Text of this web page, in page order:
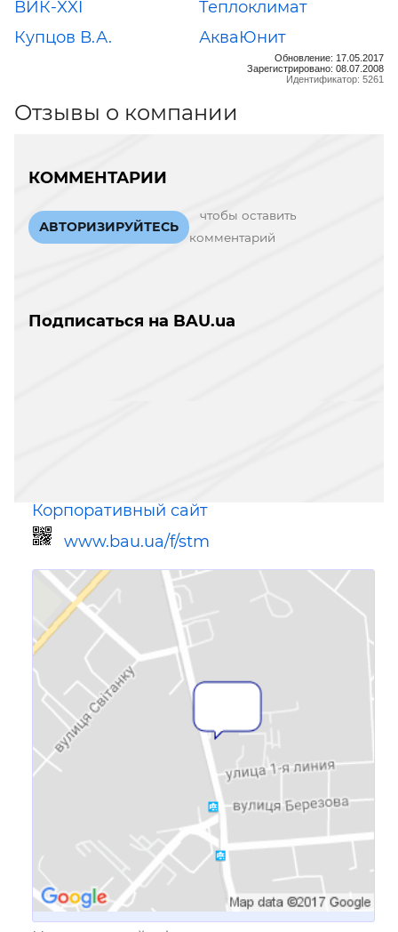
ВИК-XXI
Теплоклимат
Купцов В.А.
АкваЮнит
Обновление: 17.05.2017
Зарегистрировано: 08.07.2008
Идентификатор: 5261
Отзывы о компании
КОММЕНТАРИИ
АВТОРИЗИРУЙТЕСЬ
чтобы оставить
комментарий
Подписаться на BAU.ua
Корпоративный сайт
www.bau.ua/f/stm
Ссылка для мобильных устройств